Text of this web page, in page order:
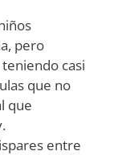
pero
casi
que no
que
entre